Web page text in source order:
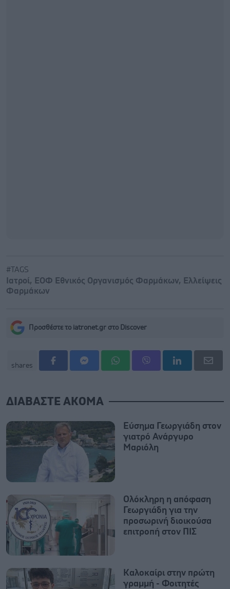
#TAGS
Ιατροί, ΕΟΦ Εθνικός Οργανισμός Φαρμάκων,
Ελλείψεις
Φαρμάκων
Προσθέστε το iatronet.gr στο Discover
shares
ΔΙΑΒΑΣΤΕ ΑΚΟΜΑ
Εύσημα Γεωργιάδη στον
γιατρό Ανάργυρο
Μαριόλη
Ολόκληρη η απόφαση
Γεωργιάδη για την
προσωρινή διοικούσα
επιτροπή στον ΠΙΣ
Καλοκαίρι στην πρώτη
γραμμή - Φοιτητές